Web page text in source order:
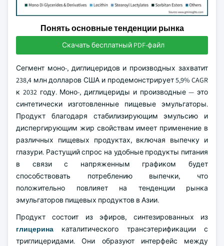
Понять основные тенденции рынка
Скачать бесплатный PDF-файл
Сегмент моно-, диглицеридов и производных захватит
238,4 млн долларов США и продемонстрирует 5,9% CAGR
к 2032 году. Моно-, диглицериды и производные — это
синтетически изготовленные пищевые эмульгаторы.
Продукт благодаря стабилизирующим эмульсию и
диспергирующим жир свойствам имеет применение в
различных пищевых продуктах, включая выпечку и
глазури. Растущий спрос на удобные продукты питания
в связи с напряженным графиком будет
способствовать потреблению выпечки, что
положительно повлияет на тенденции рынка
эмульгаторов пищевых продуктов в Азии.
Продукт состоит из эфиров, синтезированных из
глицерина каталитического трансэтерификации с
триглицеридами. Они образуют интерфейс между